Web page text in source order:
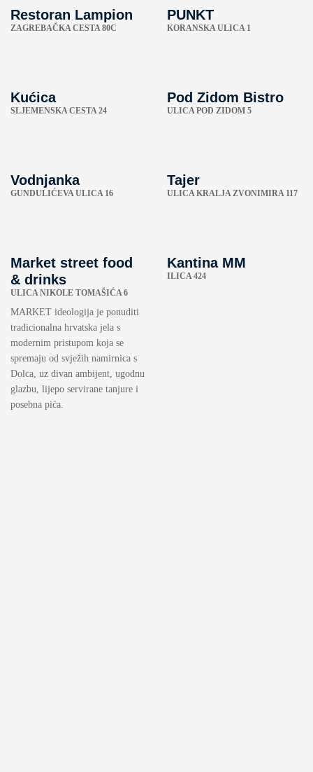
Restoran Lampion
ZAGREBAČKA CESTA 80C
PUNKT
KORANSKA ULICA 1
Kućica
SLJEMENSKA CESTA 24
Pod Zidom Bistro
ULICA POD ZIDOM 5
Vodnjanka
GUNDULIĆEVA ULICA 16
Tajer
ULICA KRALJA ZVONIMIRA 117
Market street food
& drinks
ULICA NIKOLE TOMAŠIĆA 6
MARKET ideologija je ponuditi
tradicionalna hrvatska jela s
modernim pristupom koja se
spremaju od svježih namirnica s
Dolca, uz divan ambijent, ugodnu
glazbu, lijepo servirane tanjure i
posebna pića.
Kantina MM
ILICA 424